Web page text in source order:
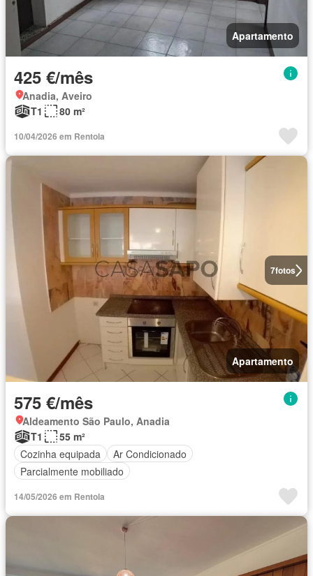
Apartamento
425 €/mês
Anadia, Aveiro
T1
80 m²
10/04/2026 em Rentola
7fotos
Apartamento
575 €/mês
Aldeamento São Paulo, Anadia
T1
55 m²
Cozinha equipada
Ar Condicionado
Parcialmente mobiliado
14/05/2026 em Rentola